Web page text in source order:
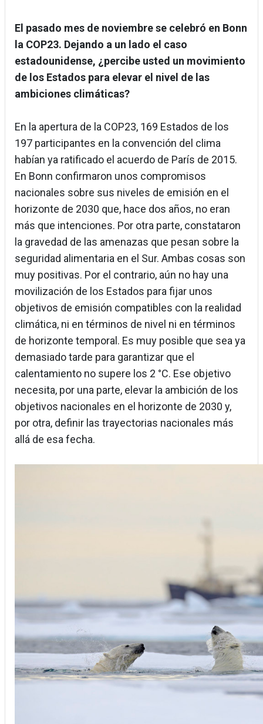
El pasado mes de noviembre se celebró en Bonn
la COP23. Dejando a un lado el caso
estadounidense, ¿percibe usted un movimiento
de los Estados para elevar el nivel de las
ambiciones climáticas?
En la apertura de la COP23, 169 Estados de los
197 participantes en la convención del clima
habían ya ratificado el acuerdo de París de 2015.
En Bonn confirmaron unos compromisos
nacionales sobre sus niveles de emisión en el
horizonte de 2030 que, hace dos años, no eran
más que intenciones. Por otra parte, constataron
la gravedad de las amenazas que pesan sobre la
seguridad alimentaria en el Sur. Ambas cosas son
muy positivas. Por el contrario, aún no hay una
movilización de los Estados para fijar unos
objetivos de emisión compatibles con la realidad
climática, ni en términos de nivel ni en términos
de horizonte temporal. Es muy posible que sea ya
demasiado tarde para garantizar que el
calentamiento no supere los 2 °C. Ese objetivo
necesita, por una parte, elevar la ambición de los
objetivos nacionales en el horizonte de 2030 y,
por otra, definir las trayectorias nacionales más
allá de esa fecha.